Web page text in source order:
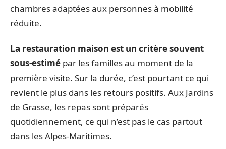
chambres adaptées aux personnes à mobilité
réduite.
La restauration maison est un critère souvent
sous-estimé par les familles au moment de la
première visite. Sur la durée, c’est pourtant ce qui
revient le plus dans les retours positifs. Aux Jardins
de Grasse, les repas sont préparés
quotidiennement, ce qui n’est pas le cas partout
dans les Alpes-Maritimes.